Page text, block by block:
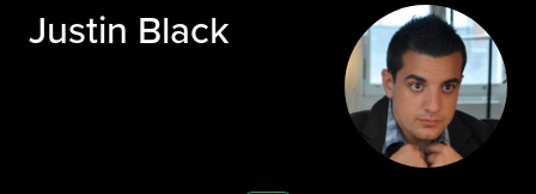
Justin Black